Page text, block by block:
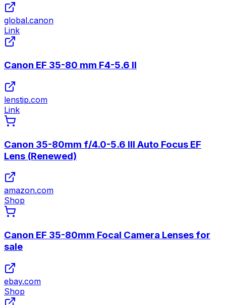
global.canon
Link
Canon EF 35-80 mm F4-5.6 II
lenstip.com
Link
Canon 35-80mm f/4.0-5.6 III Auto Focus EF
Lens (Renewed)
amazon.com
Shop
Canon EF 35-80mm Focal Camera Lenses for
sale
ebay.com
Shop